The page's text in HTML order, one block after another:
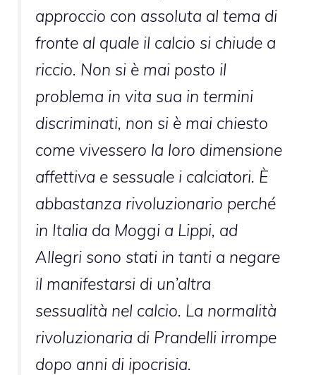
approccio con assoluta al tema di
fronte al quale il calcio si chiude a
riccio. Non si è mai posto il
problema in vita sua in termini
discriminati, non si è mai chiesto
come vivessero la loro dimensione
affettiva e sessuale i calciatori. È
abbastanza rivoluzionario perché
in Italia da Moggi a Lippi, ad
Allegri sono stati in tanti a negare
il manifestarsi di un’altra
sessualità nel calcio. La normalità
rivoluzionaria di Prandelli irrompe
dopo anni di ipocrisia.